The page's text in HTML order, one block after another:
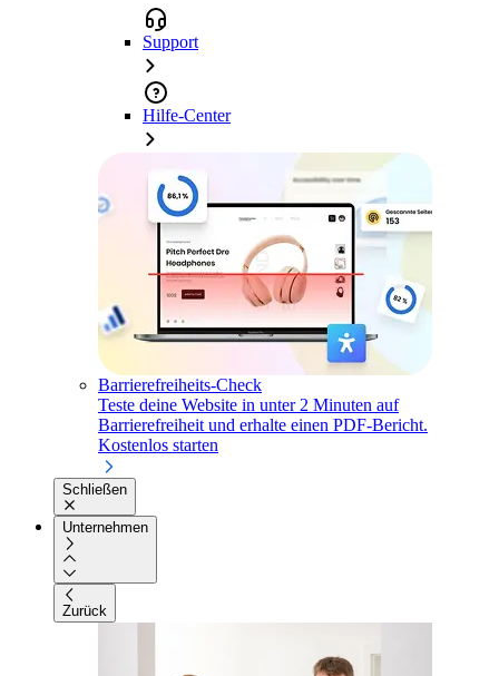
Support
Hilfe-Center
Barrierefreiheits-Check
Teste deine Website in unter 2 Minuten auf
Barrierefreiheit und erhalte einen PDF-Bericht.
Kostenlos starten
Schließen
Unternehmen
Zurück